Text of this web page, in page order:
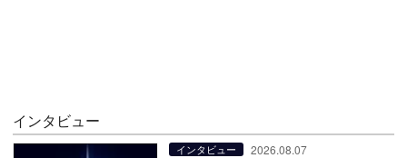
インタビュー
インタビュー 2026.08.07